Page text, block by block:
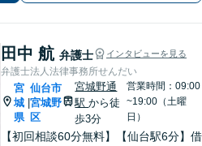
田中 航 弁護士 インタビューを見る
弁護士法人法律事務所せんだい
宮
城
県
仙台市
宮城野
区
宮城野通
駅から徒
歩3分
営業時間：09:00
~19:00（土曜
日）
【初回相談60分無料】【仙台駅6分】借